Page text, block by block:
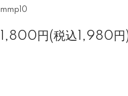
mmp10
1,800円(税込1,980円